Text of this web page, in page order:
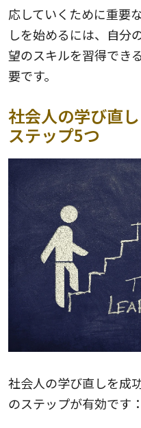
応していくために重要
しを始めるには、自分
望のスキルを習得でき
要です。
社会人の学び直
ステップ5つ
社会人の学び直しを成
のステップが有効です：